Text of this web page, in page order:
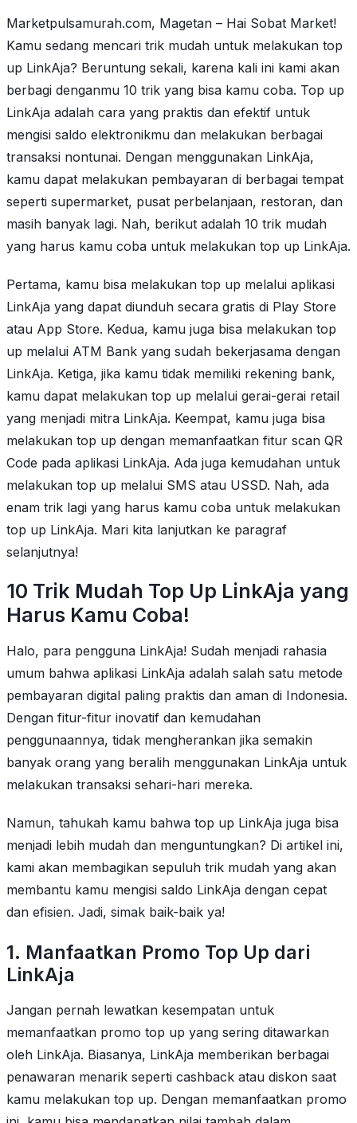
Marketpulsamurah.com, Magetan – Hai Sobat Market!
Kamu sedang mencari trik mudah untuk melakukan top
up LinkAja? Beruntung sekali, karena kali ini kami akan
berbagi denganmu 10 trik yang bisa kamu coba. Top up
LinkAja adalah cara yang praktis dan efektif untuk
mengisi saldo elektronikmu dan melakukan berbagai
transaksi nontunai. Dengan menggunakan LinkAja,
kamu dapat melakukan pembayaran di berbagai tempat
seperti supermarket, pusat perbelanjaan, restoran, dan
masih banyak lagi. Nah, berikut adalah 10 trik mudah
yang harus kamu coba untuk melakukan top up LinkAja.
Pertama, kamu bisa melakukan top up melalui aplikasi
LinkAja yang dapat diunduh secara gratis di Play Store
atau App Store. Kedua, kamu juga bisa melakukan top
up melalui ATM Bank yang sudah bekerjasama dengan
LinkAja. Ketiga, jika kamu tidak memiliki rekening bank,
kamu dapat melakukan top up melalui gerai-gerai retail
yang menjadi mitra LinkAja. Keempat, kamu juga bisa
melakukan top up dengan memanfaatkan fitur scan QR
Code pada aplikasi LinkAja. Ada juga kemudahan untuk
melakukan top up melalui SMS atau USSD. Nah, ada
enam trik lagi yang harus kamu coba untuk melakukan
top up LinkAja. Mari kita lanjutkan ke paragraf
selanjutnya!
10 Trik Mudah Top Up LinkAja yang
Harus Kamu Coba!
Halo, para pengguna LinkAja! Sudah menjadi rahasia
umum bahwa aplikasi LinkAja adalah salah satu metode
pembayaran digital paling praktis dan aman di Indonesia.
Dengan fitur-fitur inovatif dan kemudahan
penggunaannya, tidak mengherankan jika semakin
banyak orang yang beralih menggunakan LinkAja untuk
melakukan transaksi sehari-hari mereka.
Namun, tahukah kamu bahwa top up LinkAja juga bisa
menjadi lebih mudah dan menguntungkan? Di artikel ini,
kami akan membagikan sepuluh trik mudah yang akan
membantu kamu mengisi saldo LinkAja dengan cepat
dan efisien. Jadi, simak baik-baik ya!
1. Manfaatkan Promo Top Up dari
LinkAja
Jangan pernah lewatkan kesempatan untuk
memanfaatkan promo top up yang sering ditawarkan
oleh LinkAja. Biasanya, LinkAja memberikan berbagai
penawaran menarik seperti cashback atau diskon saat
kamu melakukan top up. Dengan memanfaatkan promo